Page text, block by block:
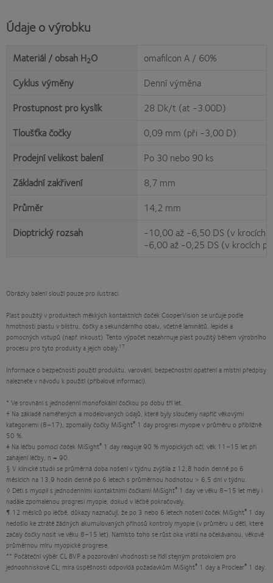
Údaje o výrobku
Materiál / obsah H2O
omafilcon A / 60%
Cyklus výměny
Denní výměna
Prostupnost pro kyslík
28 Dk/t (at -3.00D)
Tloušťka čočky
0,09 mm (při -3,00 D)
Prodejní velikost balení
Po 30 nebo 90 ks
Základní zakřivení
8,7 mm
Průměr
14,2 mm
Dioptrický rozsah
-10,00 až -6,50 DS (v krocích
-6,00 až -0,25 DS (v krocích
Obrázky balení slouží pouze pro ilustraci.
Plast použitý v produktech měkkých kontaktních čoček CooperVision se určuje podle
hmotnosti plastu v blistru, čočky a sekundárního obalu, včetně laminátů, lepidel a
pomocných vstupů (např. inkoust). Tento výpočet nezahrnuje plast použitý během výrobního
procesu pro tyto produkty a jejich obaly.17
Informace o bezpečnosti použití produktu, varování, bezpečnostní opatření a místní předpisy
naleznete v návodu k použití (příbalové informaci).
* Ve srovnání s jednodenní monofokální čočkou po dobu tří let.
† Na základě naměřených a modelovaných údajů, které byly sloučeny napříč věkovými
kategoriemi (8–17), zpomalily čočky MiSight® 1 day progresi myopie v průměru o přibližně
50 %.
‡ Na léčbu pomocí čoček MiSight® 1 day reaguje 90 % myopických očí; věk 11–15 let při
zahájení léčby, n = 90.
§ V klinické studii se průměrná doba nošení v týdnu zvýšila z 12,8 hodin denně po 6
měsících na 13,9 hodin denně po 6 letech s průměrnou hodnotou > 6,5 dní v týdnu.
◊ Děti s myopií s jednodenními kontaktními čočkami MiSight® 1 day ve věku 8–15 let měly i
nadále zpomalenou progresi myopie, dokud v léčbě pokračovaly.
¶ 12 měsíců po léčbě, důkazy naznačují, že po 3 nebo 6 letech nošení čoček MiSight® 1 day
nedošlo ke ztrátě žádných akumulovaných přínosů kontroly myopie (v průměru u dětí, které
začaly čočky nosit ve věku 8–15 let). Namísto toho se růst oka vrátil na očekávanou, věkově
průměrnou míru myopické progrese.
** Počáteční výběr CL BVP a pozorování vhodnosti se řídí stejným protokolem pro
jednoohniskové CL; míra úspěšnosti odpovídá požadavkům MiSight® 1 day a Proclear® 1 day.